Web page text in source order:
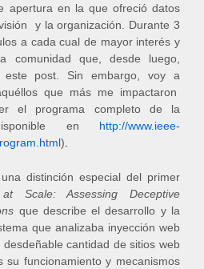
apertura en la que ofreció datos
y la organización. Durante 3
a cada cual de mayor interés y
comunidad que, desde luego,
post. Sin embargo, voy a
que más me impactaron
el programa completo de la
en http://www.ieee-
)
distinción especial del primer
Scale: Assessing Deceptive
que describe el desarrollo y la
que analizaba inyección web
cantidad de sitios web
su funcionamiento y mecanismos